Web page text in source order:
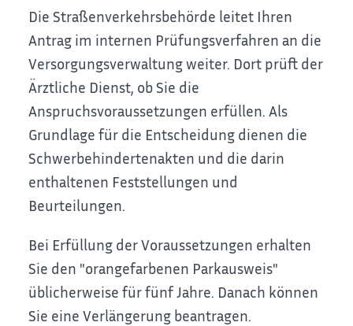
Die Straßenverkehrsbehörde leitet Ihren
Antrag im internen Prüfungsverfahren an die
Versorgungsverwaltung weiter. Dort prüft der
Ärztliche Dienst, ob Sie die
Anspruchsvoraussetzungen erfüllen. Als
Grundlage für die Entscheidung dienen die
Schwerbehindertenakten und die darin
enthaltenen Feststellungen und
Beurteilungen.
Bei Erfüllung der Voraussetzungen erhalten
Sie den "orangefarbenen Parkausweis"
üblicherweise für fünf Jahre. Danach können
Sie eine Verlängerung beantragen.